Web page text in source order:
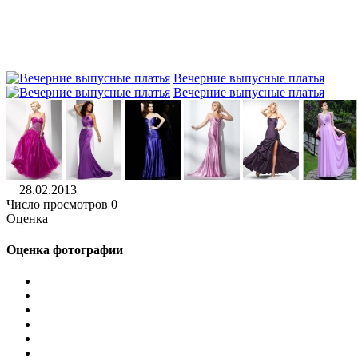
Вечерние выпусные платья
Вечерние выпусные платья
28.02.2013
Число просмотров 0
Оценка
Оценка фотографии